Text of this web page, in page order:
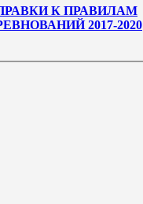
К ПРАВИЛАМ
2017-2020